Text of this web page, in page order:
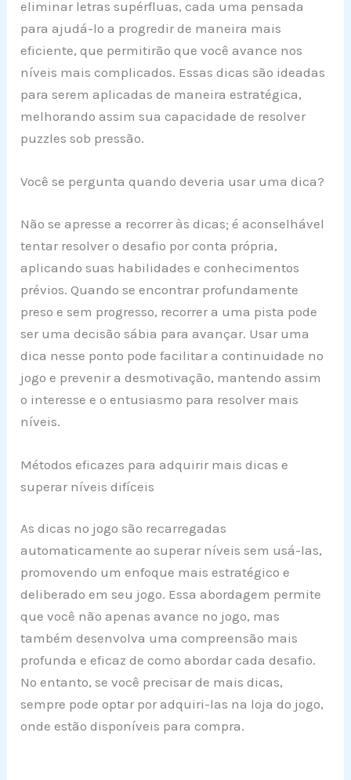
eliminar letras supérfluas, cada uma pensada
para ajudá-lo a progredir de maneira mais
eficiente, que permitirão que você avance nos
níveis mais complicados. Essas dicas são ideadas
para serem aplicadas de maneira estratégica,
melhorando assim sua capacidade de resolver
puzzles sob pressão.
Você se pergunta quando deveria usar uma dica?
Não se apresse a recorrer às dicas; é aconselhável
tentar resolver o desafio por conta própria,
aplicando suas habilidades e conhecimentos
prévios. Quando se encontrar profundamente
preso e sem progresso, recorrer a uma pista pode
ser uma decisão sábia para avançar. Usar uma
dica nesse ponto pode facilitar a continuidade no
jogo e prevenir a desmotivação, mantendo assim
o interesse e o entusiasmo para resolver mais
níveis.
Métodos eficazes para adquirir mais dicas e
superar níveis difíceis
As dicas no jogo são recarregadas
automaticamente ao superar níveis sem usá-las,
promovendo um enfoque mais estratégico e
deliberado em seu jogo. Essa abordagem permite
que você não apenas avance no jogo, mas
também desenvolva uma compreensão mais
profunda e eficaz de como abordar cada desafio.
No entanto, se você precisar de mais dicas,
sempre pode optar por adquiri-las na loja do jogo,
onde estão disponíveis para compra.